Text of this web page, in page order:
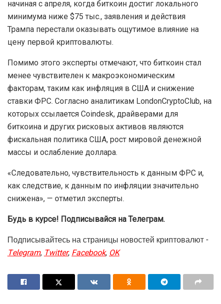
начиная с апреля, когда биткоин достиг локального
минимума ниже $75 тыс., заявления и действия
Трампа перестали оказывать ощутимое влияние на
цену первой криптовалюты.
Помимо этого эксперты отмечают, что биткоин стал
менее чувствителен к макроэкономическим
факторам, таким как инфляция в США и снижение
ставки ФРС. Согласно аналитикам LondonCryptoClub, на
которых ссылается Coindesk, драйверами для
биткоина и других рисковых активов являются
фискальная политика США, рост мировой денежной
массы и ослабление доллара.
«Следовательно, чувствительность к данным ФРС и,
как следствие, к данным по инфляции значительно
снижена», — отметил эксперты.
Будь в курсе! Подписывайся на Телеграм.
Подписывайтесь на страницы новостей криптовалют -
Telegram,Twitter,Facebook,OK